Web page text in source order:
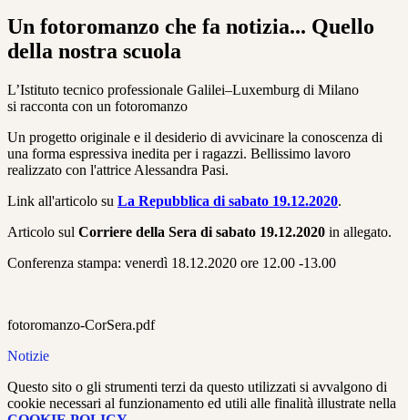
Un fotoromanzo che fa notizia... Quello
della nostra scuola
L’Istituto tecnico professionale Galilei–Luxemburg di Milano
si racconta con un fotoromanzo
Un progetto originale e il desiderio di avvicinare la conoscenza di
una forma espressiva inedita per i ragazzi. Bellissimo lavoro
realizzato con l'attrice Alessandra Pasi.
Link all'articolo su La Repubblica di sabato 19.12.2020.
Articolo sul Corriere della Sera di sabato 19.12.2020 in allegato.
Conferenza stampa: venerdì 18.12.2020 ore 12.00 -13.00
fotoromanzo-CorSera.pdf
Notizie
Questo sito o gli strumenti terzi da questo utilizzati si avvalgono di
cookie necessari al funzionamento ed utili alle finalità illustrate nella